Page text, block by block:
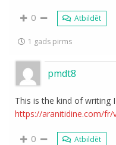
0 Atbildēt
1 gads pirms
pmdt8
This is the kind of writing
https://aranitidine.com/
0 Atbildēt